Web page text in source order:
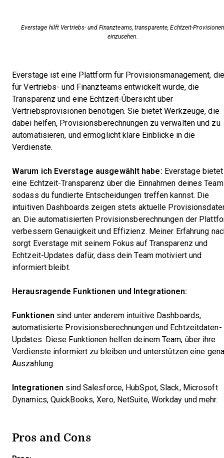
Everstage hilft Vertriebs- und Finanzteams, transparente, Echtzeit-Provisionen
einzusehen.
Everstage ist eine Plattform für Provisionsmanagement, die
für Vertriebs- und Finanzteams entwickelt wurde, die
Transparenz und eine Echtzeit-Übersicht über
Vertriebsprovisionen benötigen. Sie bietet Werkzeuge, die
dabei helfen, Provisionsberechnungen zu verwalten und zu
automatisieren, und ermöglicht klare Einblicke in die
Verdienste.
Warum ich Everstage ausgewählt habe: Everstage bietet
eine Echtzeit-Transparenz über die Einnahmen deines
sodass du fundierte Entscheidungen treffen kannst. Die
intuitiven Dashboards zeigen stets aktuelle
an. Die automatisierten Provisionsberechnungen der
verbessern Genauigkeit und Effizienz. Meiner Erfahrung
sorgt Everstage mit seinem Fokus auf Transparenz und
Echtzeit-Updates dafür, dass dein Team motiviert und
informiert bleibt.
Herausragende Funktionen und Integrationen:
Funktionen sind unter anderem intuitive Dashboards,
automatisierte Provisionsberechnungen und Echtzeitdaten-
Updates. Diese Funktionen helfen deinem Team, über ihre
Verdienste informiert zu bleiben und unterstützen eine
Auszahlung.
Integrationen sind Salesforce, HubSpot, Slack, Microsoft
Dynamics, QuickBooks, Xero, NetSuite, Workday und mehr.
Pros and Cons